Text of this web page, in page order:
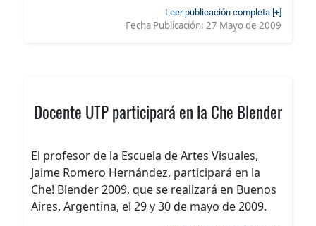
Leer publicación completa [+]
Fecha Publicación: 27 Mayo de 2009
Docente UTP participará en la Che Blender
El profesor de la Escuela de Artes Visuales,
Jaime Romero Hernández, participará en la
Che! Blender 2009, que se realizará en Buenos
Aires, Argentina, el 29 y 30 de mayo de 2009.